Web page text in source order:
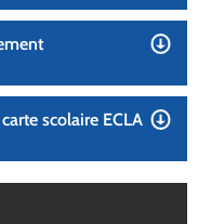
scolaire ECLA